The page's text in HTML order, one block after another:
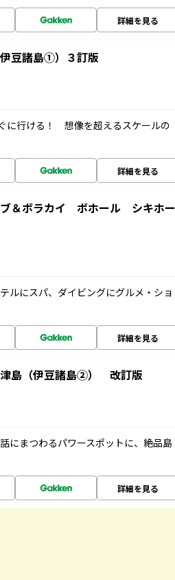
詳細を見る
豆諸島①）３訂版
に行ける！ 想像を超えるスケールの
詳細を見る
＆ボラカイ ボホール シキホー
ルにスパ、ダイビングにグルメ・ショ
詳細を見る
（伊豆諸島②） 改訂版
にまつわるパワースポットに、絶品島
詳細を見る